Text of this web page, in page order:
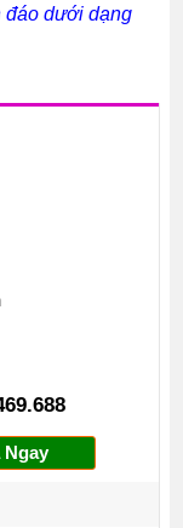
đáo dưới dạng
Ngay